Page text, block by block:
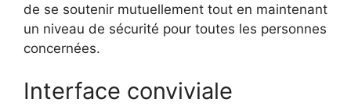
de se soutenir mutuellement tout en maintenant
un niveau de sécurité pour toutes les personnes
concernées.
Interface conviviale